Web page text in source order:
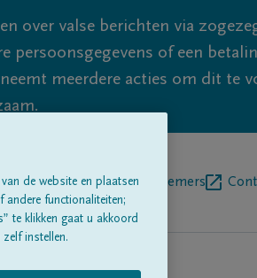
over valse berichten via
persoonsgegevens of een
meerdere acties om dit te
Over onsBegrafenisondernemers
de website en plaatsen
functionaliteiten;
te klikken gaat u akkoord
instellen.